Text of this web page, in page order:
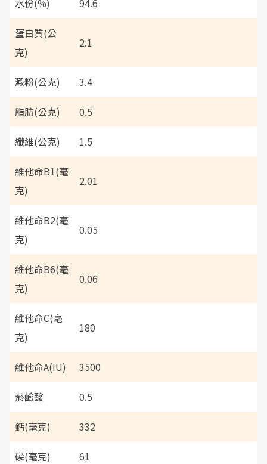
水份(%) 94.6
蛋白質(公
克)
2.1
澱粉(公克) 3.4
脂肪(公克) 0.5
纖維(公克) 1.5
維他命B1(毫
克)
2.01
維他命B2(毫
克)
0.05
維他命B6(毫
克)
0.06
維他命C(毫
克)
180
維他命A(IU) 3500
菸鹼酸 0.5
鈣(毫克) 332
磷(毫克) 61